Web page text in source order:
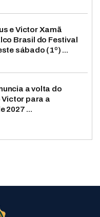
e Victor Xamã
Brasil do Festival
sábado (1º) ...
a volta do
para a
2027 ...